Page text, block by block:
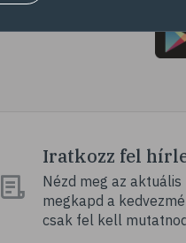
Iratkozz fel
Nézd meg az
megkapd a
csak fel kell